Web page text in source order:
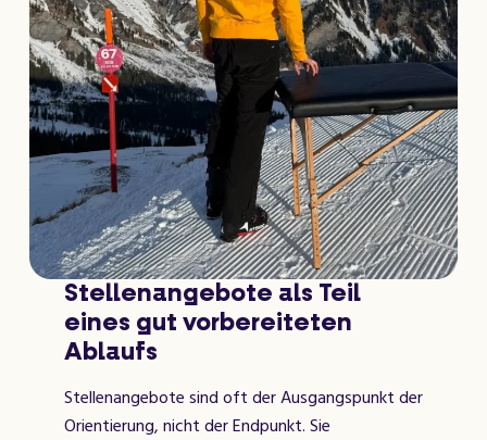
Stellenangebote als Teil
eines gut vorbereiteten
Ablaufs
Stellenangebote sind oft der Ausgangspunkt der
Orientierung, nicht der Endpunkt. Sie